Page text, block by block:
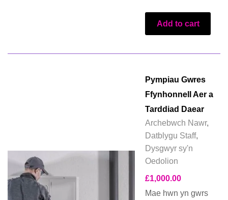
Add to cart
Pympiau Gwres
Ffynhonnell Aer a
Tarddiad Daear
Archebwch Nawr,
Datblygu Staff,
Dysgwyr sy'n
Oedolion
£1,000.00
Mae hwn yn gwrs